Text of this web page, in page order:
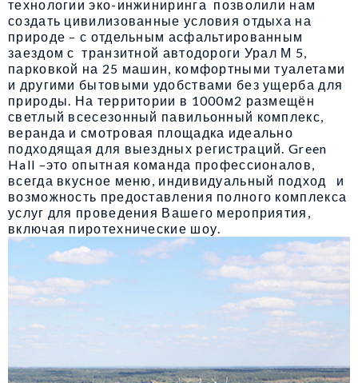
технологии эко-инжиниринга позволили нам
создать цивилизованные условия отдыха на
природе – с отдельным асфальтированным
заездом с транзитной автодороги Урал М 5,
парковкой на 25 машин, комфортными туалетами
и другими бытовыми удобствами без ущерба для
природы. На территории в 1000м2 размещён
светлый всесезонный павильонный комплекс,
веранда и смотровая площадка идеально
подходящая для выездных регистраций. Green
Hall –это опытная команда профессионалов,
всегда вкусное меню, индивидуальный подход и
возможность предоставления полного комплекса
услуг для проведения Вашего мероприятия,
включая пиротехнические шоу.